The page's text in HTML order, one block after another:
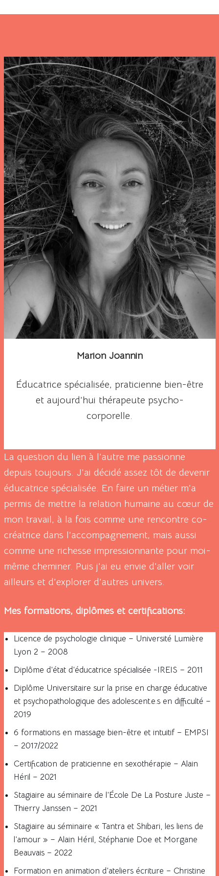
Marion Joannin
Éducatrice spécialisée, praticienne bien-être
et aujourd’hui thérapeute psycho-
corporelle.
La question du lien à l’autre me passionne
depuis toujours. J’ai décidé assez tôt de devenir
éducatrice spécialisée. En faire un métier m’a
permis de mettre la relation humaine au cœur de
mon travail, à la fois comme une rencontre co-
créatrice dans l’accompagnement, mais aussi
comme une richesse impressionnante pour moi-
même cheminer. Puis j’ai eu envie d’aller voir
ailleurs et d’explorer d’autres univers.
Mes formations, diplômes et certifications:
Licence de psychologie clinique – Université Lumière
Lyon 2 – 2008
Diplôme d’état d’éducatrice spécialisée -IREIS – 2011
Diplôme Universitaire sur la prise en charge éducative
et psychopathologique des adolescent.e.s en difficulté –
2019
6 formations en massage bien-être et intuitif – EMPSI
– 2017/2022
Certification de praticienne en sexothérapie – Alain
Héril – 2021
Stagiaire au séminaire de l’École De La Posture Juste –
Thierry Janssen – 2021
Stagiaire au séminaire « Tantra et Shibari, les liens de
l’amour » – Alain Héril, Stéphanie Doe et Morgane
Beauvais – 2022
Formation en animation d’ateliers écriture – Christine